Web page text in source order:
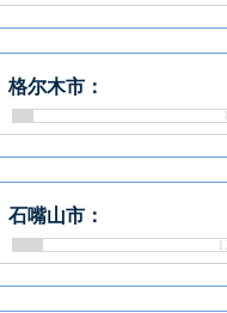
格尔木市：
石嘴山市：